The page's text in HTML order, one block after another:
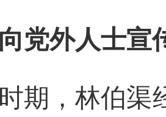
党外人士宣
期，林伯渠